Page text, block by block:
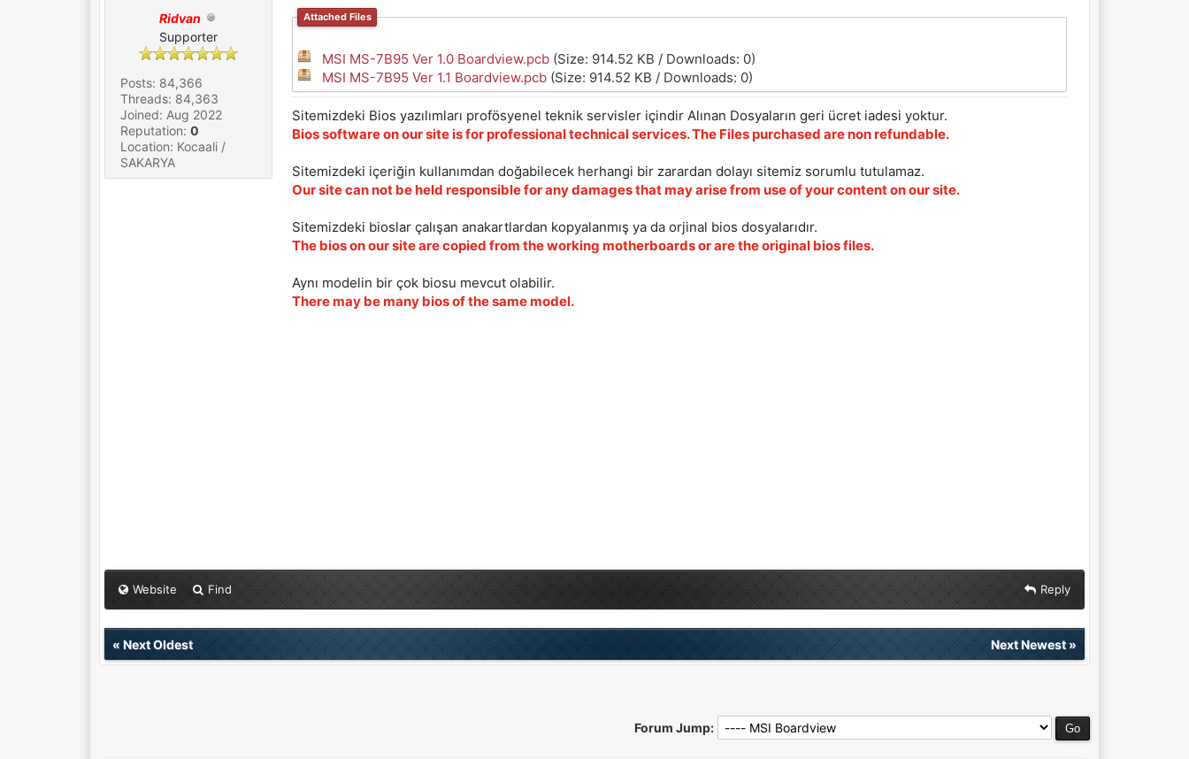
Ridvan
Supporter
Posts: 84,366
Threads: 84,363
Joined: Aug 2022
Reputation:0
Location: Kocaali /
SAKARYA
Attached Files
MSI MS-7B95 Ver 1.0 Boardview.pcb (Size: 914.52 KB / Downloads: 0)
MSI MS-7B95 Ver 1.1 Boardview.pcb (Size: 914.52 KB / Downloads: 0)
Sitemizdeki Bios yazılımları profösyenel teknik servisler içindir Alınan Dosyaların geri ücret iadesi yoktur.
Bios software on our site is for professional technical services. The Files purchased are non refundable.
Sitemizdeki içeriğin kullanımdan doğabilecek herhangi bir zarardan dolayı sitemiz sorumlu tutulamaz.
Our site can not be held responsible for any damages that may arise from use of your content on our site.
Sitemizdeki bioslar çalışan anakartlardan kopyalanmış ya da orjinal bios dosyalarıdır.
The bios on our site are copied from the working motherboards or are the original bios files.
Aynı modelin bir çok biosu mevcut olabilir.
There may be many bios of the same model.
Website Find Reply
« Next Oldest Next Newest»
Forum Jump: